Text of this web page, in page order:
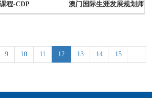
程-CDP 澳门国际生涯发展规划师
9 10 11 12 13 14 15 ...